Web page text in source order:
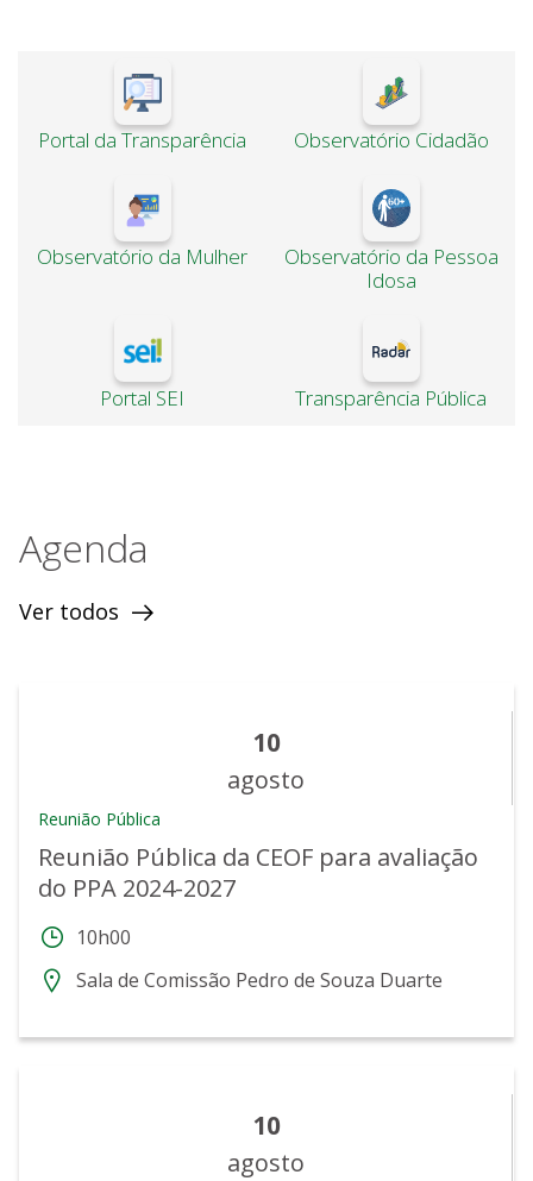
Portal da Transparência Observatório Cidadão
Observatório da Mulher
Observatório da Pessoa
Idosa
Portal SEI Transparência Pública
Agenda
Ver todos
10
agosto
Reunião Pública
Reunião Pública da CEOF para avaliação
do PPA 2024-2027
10h00
Sala de Comissão Pedro de Souza Duarte
10
agosto